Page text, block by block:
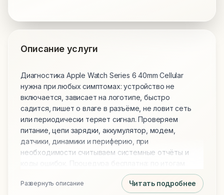
Описание услуги
Диагностика Apple Watch Series 6 40mm Cellular
нужна при любых симптомах: устройство не
включается, зависает на логотипе, быстро
садится, пишет о влаге в разъёме, не ловит сеть
или периодически теряет сигнал. Проверяем
питание, цепи зарядки, аккумулятор, модем,
датчики, динамики и периферию, при
необходимости считываем системные отчёты и
выдаём понятный отчёт с причиной поломки и
списком работ, чтобы оценить ремонт до покупки
Развернуть описание Читать подробнее